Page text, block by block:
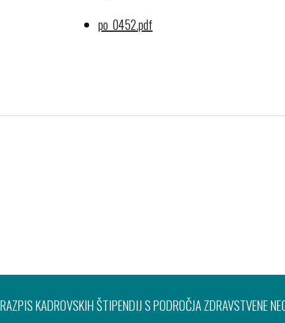
po_0452.pdf
RAZPIS KADROVSKIH ŠTIPENDIJ S PODROČJA ZDRAVSTVENE